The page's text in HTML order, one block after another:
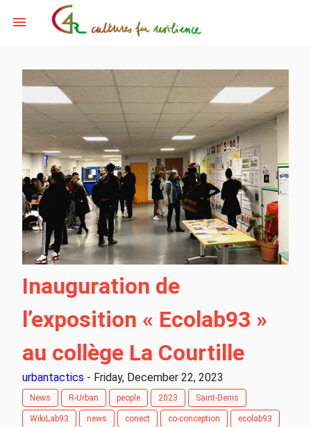
Inauguration de
l’exposition « Ecolab93 »
au collège La Courtille
urbantactics - Friday, December 22, 2023
News R-Urban people 2023 Saint-Denis
WikiLab93 news conect co-conception ecolab93